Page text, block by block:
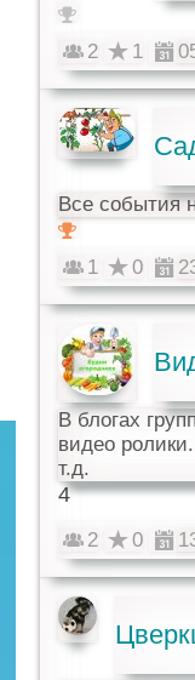
2 1
Все события
1 0
В блогах
видео
т.д.
4
2 0